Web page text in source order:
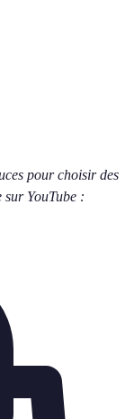
pour choisir des
sur YouTube :